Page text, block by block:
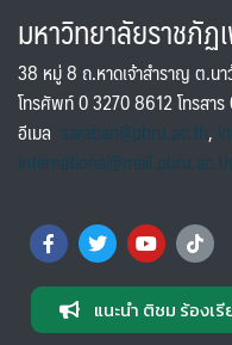
มหาวิทยาลัยราชภัฏ
38 หมู่ 8 ถ.หาดเจ้าสำราญ ต.น
โทรศัพท์ 0 3270 8612 โทรสา
อีเมล saraban@pbru.ac.th,
international@mail.pbru.ac.th
แนะนำ ติชม ร้องเ